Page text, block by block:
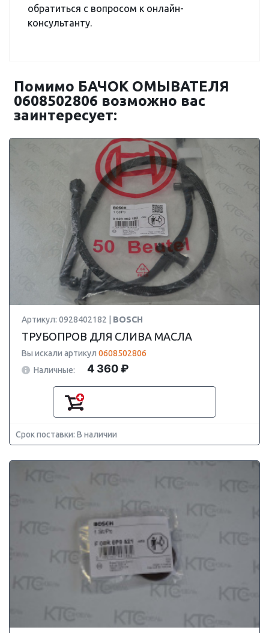
обратиться с вопросом к онлайн-
консультанту.
Помимо БАЧОК ОМЫВАТЕЛЯ
0608502806 возможно вас
заинтересует:
Артикул: 0928402182 | BOSCH
ТРУБОПРОВ ДЛЯ СЛИВА МАСЛА
Вы искали артикул 0608502806
Наличные:
4 360 ₽
Срок поставки: В наличии